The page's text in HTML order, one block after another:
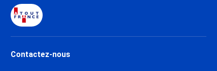
Contactez-nous